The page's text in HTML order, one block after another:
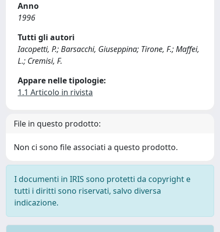
Anno
1996
Tutti gli autori
Iacopetti, P.; Barsacchi, Giuseppina; Tirone, F.; Maffei,
L.; Cremisi, F.
Appare nelle tipologie:
1.1 Articolo in rivista
File in questo prodotto:
Non ci sono file associati a questo prodotto.
I documenti in IRIS sono protetti da copyright e
tutti i diritti sono riservati, salvo diversa
indicazione.